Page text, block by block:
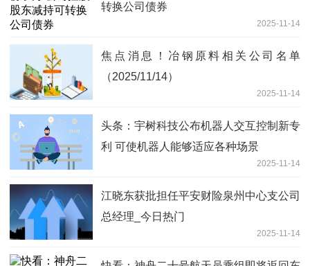
转换公司债券
2025-11-14
焦点消息！冶钢原料相关公司名单
（2025/11/14）
2025-11-14
头条：宇树科技公布机器人交互控制新专
利 可使机器人能够适应各种场景
2025-11-14
江晓东获批担任平安财险泉州中心支公司
总经理_今日热门
2025-11-14